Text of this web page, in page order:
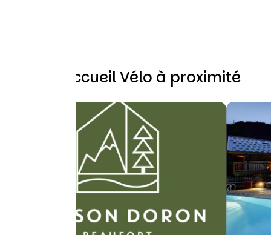
Autres Accueil Vélo à proximité